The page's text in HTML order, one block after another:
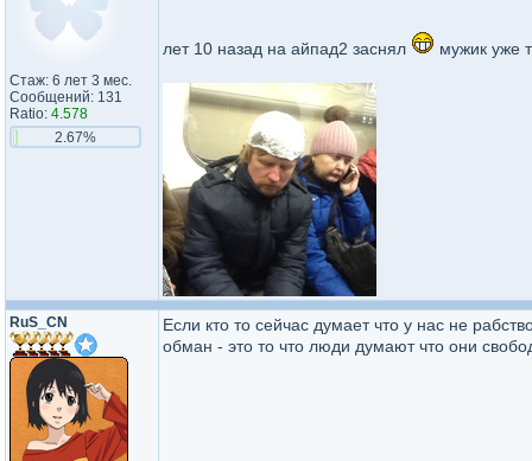
Стаж: 6 лет 3 мес.
Сообщений: 131
Ratio: 4.578
2.67%
лет 10 назад на айпад2 заснял мужик уже
RuS_CN
Если кто то сейчас думает что у нас не
обман - это то что люди думают что они